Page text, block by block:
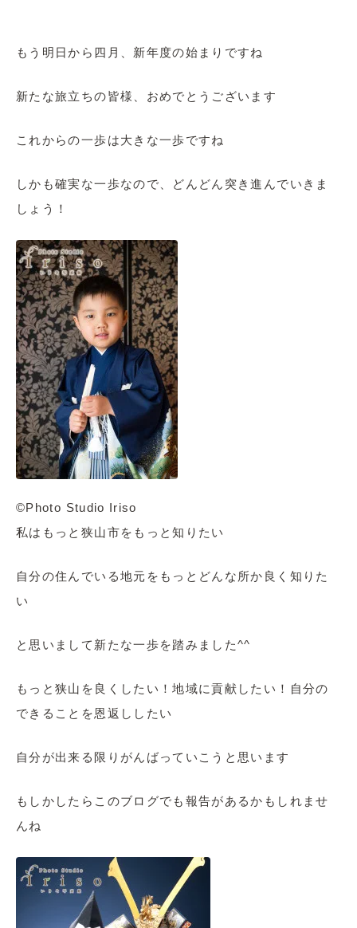
もう明日から四月、新年度の始まりですね
新たな旅立ちの皆様、おめでとうございます
これからの一歩は大きな一歩ですね
しかも確実な一歩なので、どんどん突き進んでいきま
しょう！
©Photo Studio Iriso
私はもっと狭山市をもっと知りたい
自分の住んでいる地元をもっとどんな所か良く知りた
い
と思いまして新たな一歩を踏みました^^
もっと狭山を良くしたい！地域に貢献したい！自分の
できることを恩返ししたい
自分が出来る限りがんばっていこうと思います
もしかしたらこのブログでも報告があるかもしれませ
んね